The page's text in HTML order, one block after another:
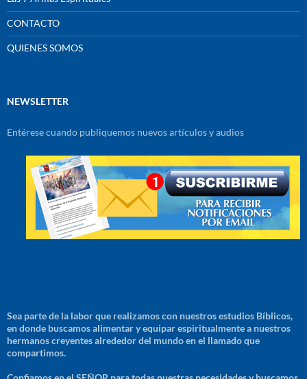
CONTACTO
QUIENES SOMOS
NEWSLETTER
Entérese cuando publiquemos nuevos artículos y audios
Sea parte de la labor que realizamos con nuestros estudios Bíblicos,
en donde buscamos alimentar y equipar espiritualmente a nuestros
hermanos creyentes alrededor del mundo en el llamado que
compartimos.